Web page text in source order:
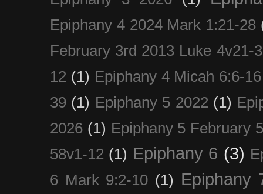
Epiphany 4 2024 Mark 1:21-28
February 3rd 2013 Luke 4v21-
12 (1) Epiphany 4 Micah 6:6-16
39 (1) Epiphany 5 2022 (1)
2026 (1) Epiphany 5 February
58v1-12 (1) Epiphany 6 (3)
6 Mark 9:2-10 (1) Epiphany